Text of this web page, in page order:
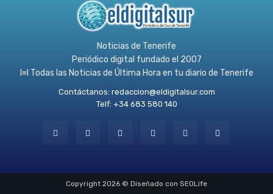
Noticias de Tenerife
Periódico digital fundado el 2007
l≡l Todas las Noticias de Última Hora en tu diario de Tenerife
Contáctanos: redaccion@eldigitalsur.com
Telf: +34 683 580 140
Copyright 2026 © Diseñado con SEOLife